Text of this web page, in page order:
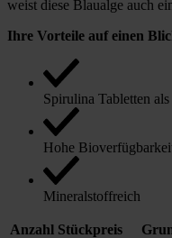
weist diese Blaualge auch
Ihre Vorteile auf einen
Spirulina Tabletten
Hohe
Mineralstoffreich
Anzahl Stückpreis